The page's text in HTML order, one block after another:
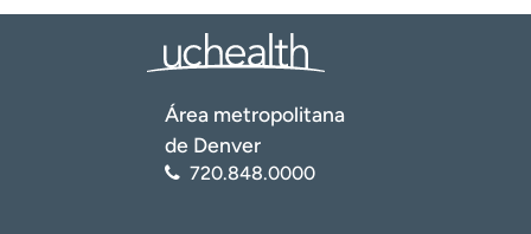
Área metropolitana
de Denver
720.848.0000